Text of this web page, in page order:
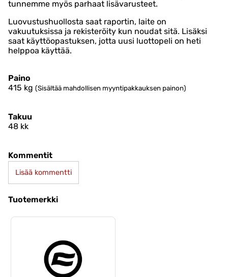
tunnemme myös parhaat lisävarusteet.
Luovustushuollosta saat raportin, laite on
vakuutuksissa ja rekisteröity kun noudat sitä. Lisäksi
saat käyttöopastuksen, jotta uusi luottopeli on heti
helppoa käyttää.
Paino
415 kg (Sisältää mahdollisen myyntipakkauksen painon)
Takuu
48 kk
Kommentit
Lisää kommentti
Tuotemerkki